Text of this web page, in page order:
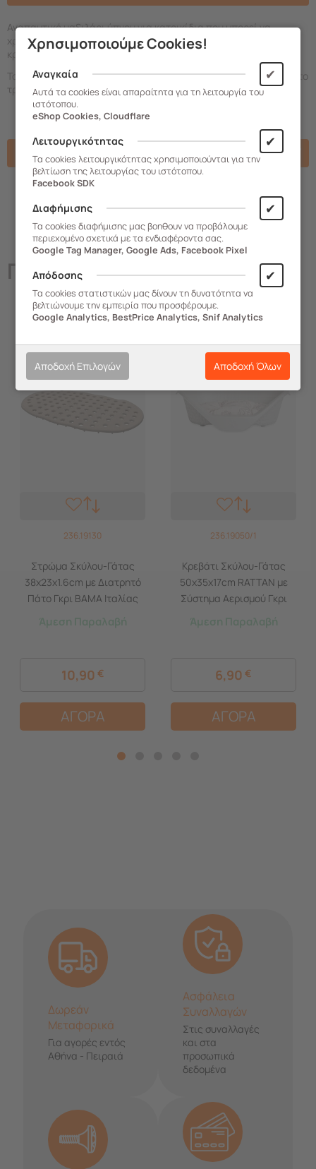
Αναπαυτικό μαξιλάρι ύπνου για κατοικίδια που μπορεί να
χρησιμοποιηθεί μόνο του ή σε συνδυασμό με το αντίστοιχο
κρεβατάκι κατοικιδίου ( κωδ. 459.03172 , κωδ. 459.03173
Το ύφασμά του είναι μαλακό και κατάλληλο για άμεση επαφή με το
τρίχωμα του κατοικιδίου.
Χαρακτηριστικά
ΠαρόμοιαΠροϊόντα
236.19130
Στρώμα Σκύλου-Γάτας
38x23x1.6cm με Διατρητό
Πάτο Γκρι BAMA Ιταλίας
Άμεση Παραλαβή
10,90 €
ΑΓΟΡΑ
236.19050/1
Κρεβάτι Σκύλου-Γάτας
50x35x17cm RATTAN με
Σύστημα Αερισμού Γκρι
BAMA Ιταλίας
Άμεση Παραλαβή
6,90 €
ΑΓΟΡΑ
Δωρεάν
Μεταφορικά
Για αγορές εντός
Αθήνα - Πειραιά
Ασφάλεια
Συναλλαγών
Στις συναλλαγές
και στα
προσωπικά
δεδομένα
Χρησιμοποιούμε Cookies!
Αναγκαία ✔
Αυτά τα cookies είναι απαραίτητα για τη λειτουργία του
ιστότοπου.
eShop Cookies, Cloudflare
Λειτουργικότητας ✔
Τα cookies λειτουργικότητας χρησιμοποιούνται για την
βελτίωση της λειτουργίας του ιστότοπου.
Facebook SDK
Διαφήμισης ✔
Τα cookies διαφήμισης μας βοηθουν να προβάλουμε
περιεχομένο σχετικά με τα ενδιαφέροντα σας.
Google Tag Manager, Google Ads, Facebook Pixel
Απόδοσης ✔
Τα cookies στατιστικών μας δίνουν τη δυνατότητα να
βελτιώνουμε την εμπειρία που προσφέρουμε.
Google Analytics, BestPrice Analytics, Snif Analytics
Αποδοχή Επιλογών Αποδοχή Όλων